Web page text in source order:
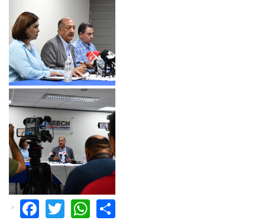
Facebook
TwitterWhatsApp